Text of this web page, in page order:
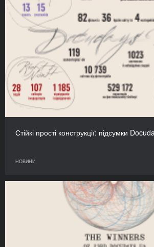
Стійкі прості конструкції: підсумки
НОВИНИ